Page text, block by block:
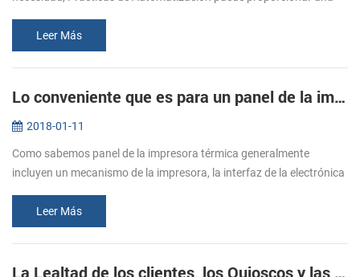
específ...Leer Más
Lo conveniente que es para un panel de la impresora con cortador automático!
2018-01-11
Como sabemos panel de la impresora térmica generalmente
incluyen un mecanismo de la impresora, la interfaz de la electrónica
de ruido ...
Leer Más
La Lealtad de los clientes, los Quioscos y las Impresoras